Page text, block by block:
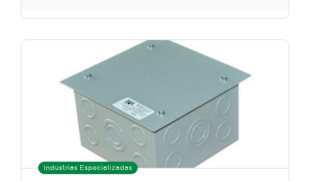
subconjuntos eléctricos, fundición a presión de
cables y alambres, estampado de metal, moldeo
por inyección de plástico, herramientas internas
y capacidades de ensamblaje / prueba
Industrias Especializadas